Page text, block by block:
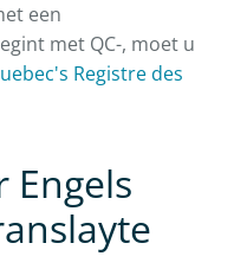
een
met QC-, moet u
Registre des
Engels